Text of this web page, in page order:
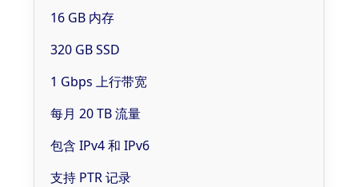
16 GB 内存
320 GB SSD
1 Gbps 上行带宽
每月 20 TB 流量
包含 IPv4 和 IPv6
支持 PTR 记录